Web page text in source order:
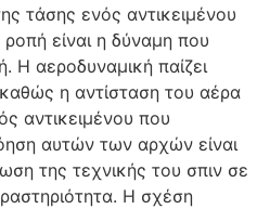
τάσης ενός αντικειμένου
είναι η δύναμη που
Η αεροδυναμική παίζει
η αντίσταση του αέρα
αντικειμένου που
αυτών των αρχών είναι
της τεχνικής του σπιν σε
Η σχέση